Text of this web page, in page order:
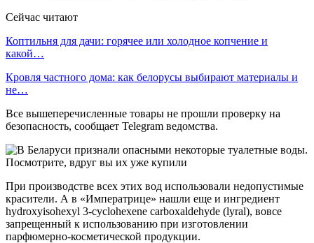
Сейчас читают
Коптильня для дачи: горячее или холодное копчение и
какой…
Кровля частного дома: как белорусы выбирают материалы и
не…
Все вышеперечисленные товары не прошли проверку на
безопасность, сообщает Telegram ведомства.
При производстве всех этих вод использовали недопустимые
красители. А в «Императрице» нашли еще и ингредиент
hydroxyisohexyl 3-cyclohexene carboxaldehyde (lyral), вовсе
запрещенный к использованию при изготовлении
парфюмерно-косметической продукции.